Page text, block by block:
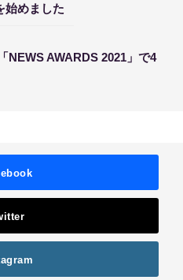
始めました
NEWS AWARDS 2021」で4